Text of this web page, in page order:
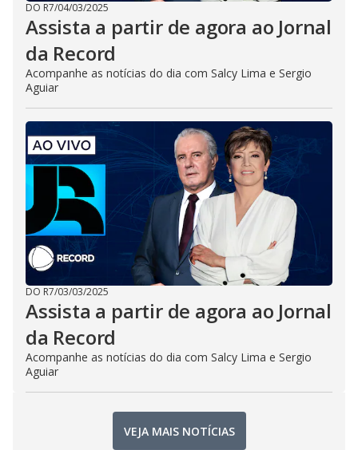
DO R7/04/03/2025
Assista a partir de agora ao Jornal
da Record
Acompanhe as notícias do dia com Salcy Lima e Sergio
Aguiar
DO R7/03/03/2025
Assista a partir de agora ao Jornal
da Record
Acompanhe as notícias do dia com Salcy Lima e Sergio
Aguiar
VEJA MAIS NOTÍCIAS